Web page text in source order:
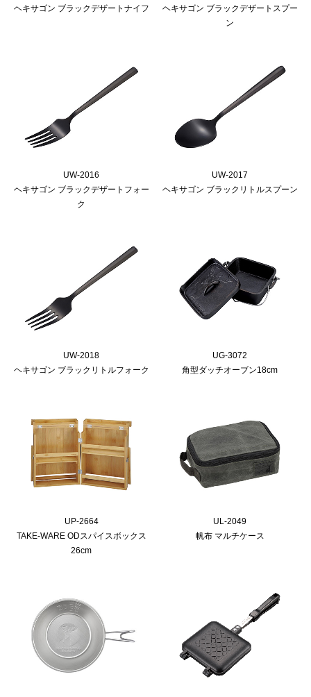
ヘキサゴン ブラックデザートナイフ
ヘキサゴン ブラックデザートスプー
ン
UW-2016
ヘキサゴン ブラックデザートフォー
ク
UW-2017
ヘキサゴン ブラックリトルスプーン
UW-2018
ヘキサゴン ブラックリトルフォーク
UG-3072
角型ダッチオーブン18cm
UP-2664
TAKE-WARE ODスパイスボックス
26cm
UL-2049
帆布 マルチケース